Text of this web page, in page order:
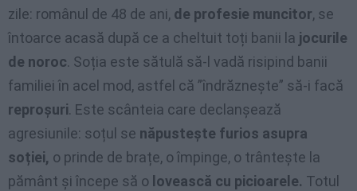
zile: românul de 48 de ani, de profesie muncitor, se
întoarce acasă după ce a cheltuit toți banii la jocurile
de noroc. Soția este sătulă să-l vadă risipind banii
familiei în acel mod, astfel că ”îndrăznește” să-i facă
reproșuri. Este scânteia care declanșează
agresiunile: soțul se năpustește furios asupra
soției, o prinde de brațe, o împinge, o trântește la
pământ și începe să o lovească cu picioarele. Totul